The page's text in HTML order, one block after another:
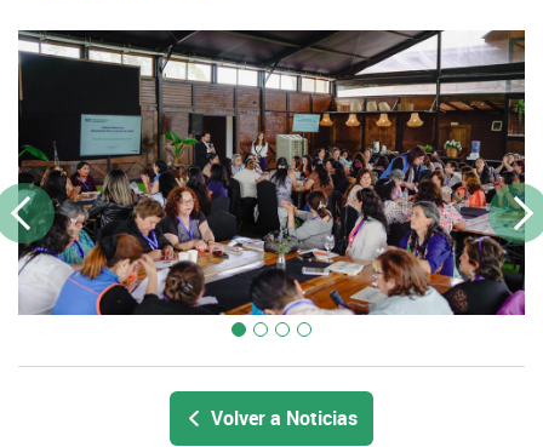
Next
Volver a Noticias